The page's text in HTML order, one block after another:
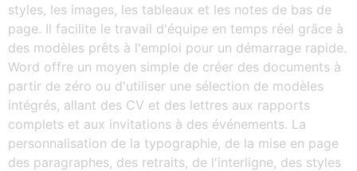
styles, les images, les tableaux et les notes de bas de
page. Il facilite le travail d'équipe en temps réel grâce à
des modèles prêts à l'emploi pour un démarrage rapide.
Word offre un moyen simple de créer des documents à
partir de zéro ou d'utiliser une sélection de modèles
intégrés, allant des CV et des lettres aux rapports
complets et aux invitations à des événements. La
personnalisation de la typographie, de la mise en page
des paragraphes, des retraits, de l'interligne, des styles